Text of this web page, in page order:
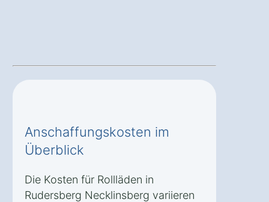
Anschaffungskosten im
Überblick
Die Kosten für Rollläden in
Rudersberg Necklinsberg variieren